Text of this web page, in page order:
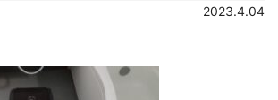
2023.4.04